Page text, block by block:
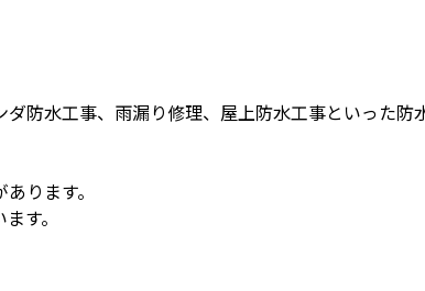
防水工事、雨漏り修理、屋上防水工事といった防
ります。
す。